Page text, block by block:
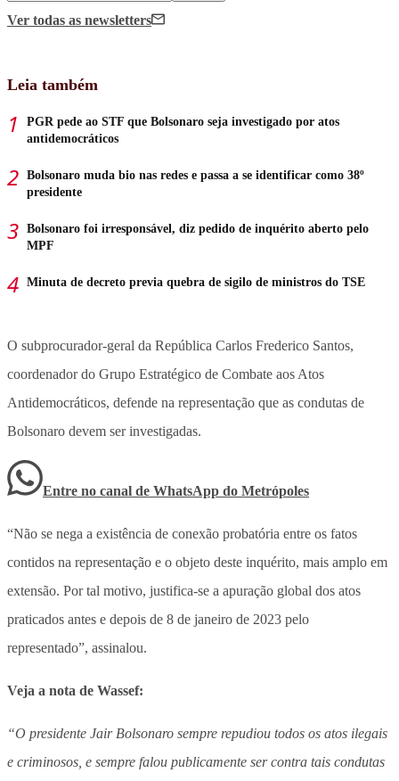
Ver todas as newsletters
Leia também
PGR pede ao STF que Bolsonaro seja investigado por atos
antidemocráticos
Bolsonaro muda bio nas redes e passa a se identificar como 38º
presidente
Bolsonaro foi irresponsável, diz pedido de inquérito aberto pelo
MPF
Minuta de decreto previa quebra de sigilo de ministros do TSE
O subprocurador-geral da República Carlos Frederico Santos,
coordenador do Grupo Estratégico de Combate aos Atos
Antidemocráticos, defende na representação que as condutas de
Bolsonaro devem ser investigadas.
Entre no canal de WhatsApp do Metrópoles
“Não se nega a existência de conexão probatória entre os fatos
contidos na representação e o objeto deste inquérito, mais amplo em
extensão. Por tal motivo, justifica-se a apuração global dos atos
praticados antes e depois de 8 de janeiro de 2023 pelo
representado”, assinalou.
Veja a nota de Wassef:
“O presidente Jair Bolsonaro sempre repudiou todos os atos ilegais
e criminosos, e sempre falou publicamente ser contra tais condutas